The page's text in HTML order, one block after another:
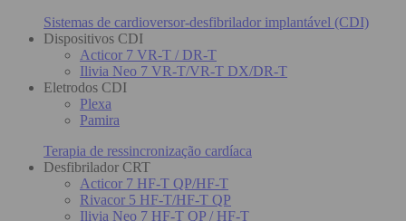
Sistemas de cardioversor-desfibrilador implantável (CDI)
Dispositivos CDI
Acticor 7 VR-T / DR-T
Ilivia Neo 7 VR-T/VR-T DX/DR-T
Eletrodos CDI
Plexa
Pamira
Terapia de ressincronização cardíaca
Desfibrilador CRT
Acticor 7 HF-T QP/HF-T
Rivacor 5 HF-T/HF-T QP
Ilivia Neo 7 HF-T QP / HF-T